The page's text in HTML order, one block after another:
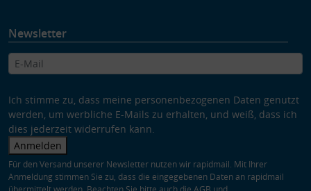
Newsletter
Ich stimme zu, dass meine personenbezogenen Daten genutzt
werden, um werbliche E-Mails zu erhalten, und weiß, dass ich
dies jederzeit widerrufen kann.
Anmelden
Für den Versand unserer Newsletter nutzen wir rapidmail. Mit Ihrer
Anmeldung stimmen Sie zu, dass die eingegebenen Daten an rapidmail